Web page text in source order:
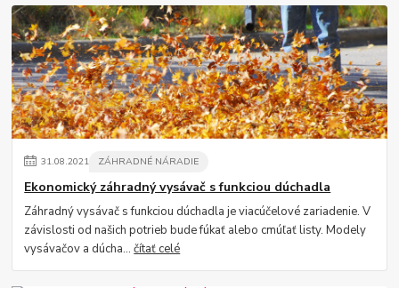
31.08.2021 ZÁHRADNÉ NÁRADIE
Ekonomický záhradný vysávač s funkciou dúchadla
Záhradný vysávač s funkciou dúchadla je viacúčelové zariadenie. V
závislosti od našich potrieb bude fúkať alebo cmúľať listy. Modely
vysávačov a dúcha...čítať celé